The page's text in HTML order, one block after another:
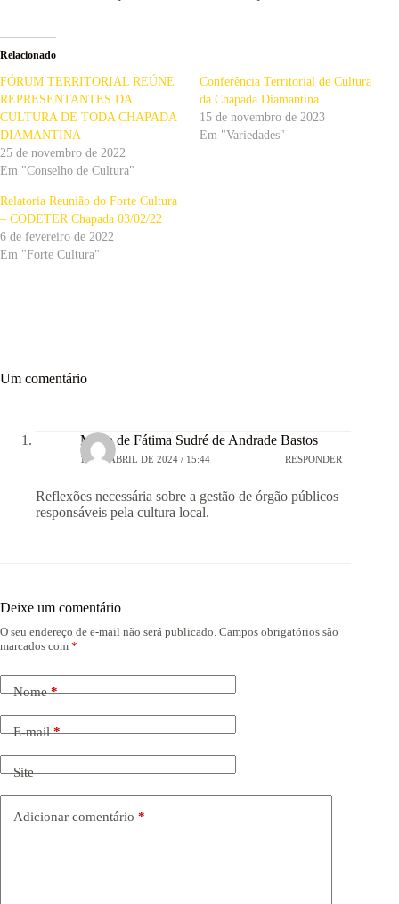
Relacionado
FÓRUM TERRITORIAL REÚNE
REPRESENTANTES DA
CULTURA DE TODA CHAPADA
DIAMANTINA
25 de novembro de 2022
Em "Conselho de Cultura"
Conferência Territorial de Cultura
da Chapada Diamantina
15 de novembro de 2023
Em "Variedades"
Relatoria Reunião do Forte Cultura
– CODETER Chapada 03/02/22
6 de fevereiro de 2022
Em "Forte Cultura"
Um comentário
Maria de Fátima Sudré de Andrade Bastos
18 DE ABRIL DE 2024 / 15:44 RESPONDER
Reflexões necessária sobre a gestão de órgão públicos
responsáveis pela cultura local.
Deixe um comentário
O seu endereço de e-mail não será publicado. Campos obrigatórios são
marcados com *
Nome*
E-mail*
Site
Adicionar comentário *